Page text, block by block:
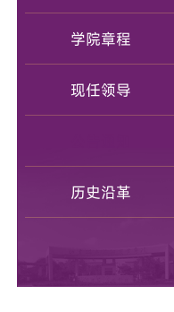
学院章程
现任领导
历史沿革